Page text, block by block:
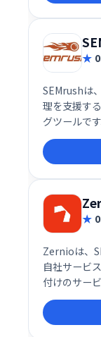
で、ソーシ
支援します
SEMrushは
理を支援す
グツールで
サイトオー
ライン上の
なデジタル
Zernioは、
自社サービ
付けのサー
を重視した
証処理を効
選択肢と言